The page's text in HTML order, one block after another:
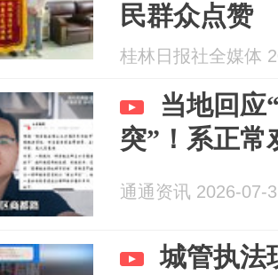
民群众点赞
桂林日报社全媒体
当地回应
突”！系正常
通通资讯 2026-07-
城管执法